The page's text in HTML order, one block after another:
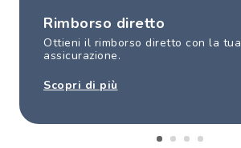
Rimborso diretto
Ottieni il rimborso diretto con la tua
assicurazione.
Scopri di più